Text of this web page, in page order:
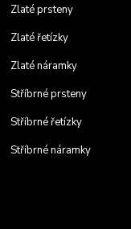
Zlaté prsteny
Zlaté řetízky
Zlaté náramky
Stříbrné prsteny
Stříbrné řetízky
Stříbrné náramky